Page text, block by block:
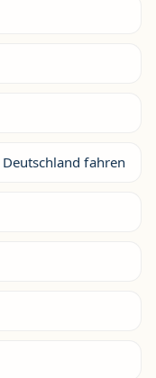
fahren